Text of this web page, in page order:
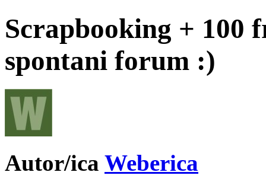
Scrapbooking + 100
spontani forum :)
Autor/ica Weberica